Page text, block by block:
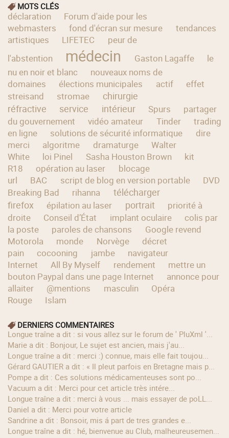
MOTS CLÉS
déclaration
Forum d'aide pour les
webmasters
fond d'écran sur mesure
tendances
artistiques
LIFETEC
peur de
l'abstention
médecin Gaston Lagaffe
le
nu en noir et blanc
nouveaux noms de
domaines
élections municipales actif
effet
streisand
stromae
chirurgie
réfractive
service intérieur Spurs
partager
du gouvernement
vidéo amateur Tinder
trading
en ligne
solutions de sécurité informatique
dire
merci
algoritme dramaturge
Walter
White
loi Pinel Sasha Houston Brown
kit
R18
opération au laser
blocage
url
BAC script de blog en version portable
DVD
Breaking Bad
rihanna
télécharger
firefox
épilation au laser portrait
priorité à
droite
Conseil d’État implant oculaire
colis par
la poste
paroles de chansons
Google revend
Motorola
monde Norvège
décret
pain
cocooning jambe
navigateur
Internet
All By Myself rendement
mettre un
bouton Paypal dans une page Internet
annonce pour
allaiter
@mentions masculin
Opéra
Rouge
Islam
DERNIERS COMMENTAIRES
longue traîne a dit : si vous allez sur le forum de ' PluXml '...
Marie a dit : Bonjour, Le sujet est ancien, mais j'au...
longue traîne a dit : merci :) connue, mais elle fait toujou...
Gérard GAUTIER a dit : « Il pleut parfois en Bretagne mais p...
Pompe a dit : Ces solutions médicamenteuses sont po...
Vacuum a dit : Merci pour cet article très intére...
longue traîne a dit : merci à vous ... mais essayer de poLL...
Daniel a dit : Merci pour votre article
Sandrine a dit : Bonsoir, mis á part de tres grandes e...
longue traîne a dit : hé, bienvenue au Club, malheureusemen...